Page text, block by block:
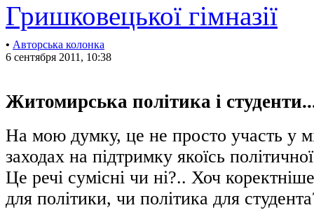
Гришковецької гімназії
• Авторська колонка
6 сентября 2011, 10:38
Житомирська політика і
На мою думку, це не просто участь у
заходах на підтримку якоїсь політичної
Це речі сумісні чи ні?.. Хоч
для політики, чи політика для